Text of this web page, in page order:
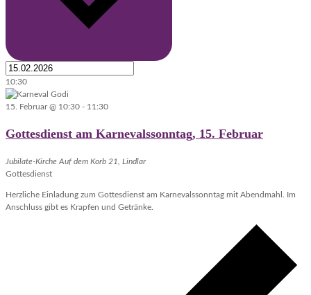
10:30
15. Februar @ 10:30 - 11:30
Gottesdienst am Karnevalssonntag, 15. Februar
Jubilate-Kirche Auf dem Korb 21, Lindlar
Gottesdienst
Herzliche Einladung zum Gottesdienst am Karnevalssonntag mit Abendmahl. Im
Anschluss gibt es Krapfen und Getränke.